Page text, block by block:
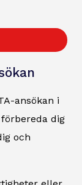
ansökan i
dig
och